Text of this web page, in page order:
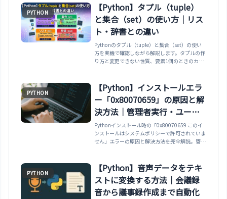
理します。
PYTHON
【Python】タプル（tuple）
と集合（set）の使い方｜リス
ト・辞書との違い
Pythonのタプル（tuple）と集合（set）の使い
方を実機で確認しながら解説します。タプルの作
り方と変更できない性質、要素1個のときのカン
リスト・辞書との使い分けまで整理します。
PYTHON
【Python】インストールエラ
ー「0x80070659」の原因と解
決方法｜管理者実行・ユーザ
ーインストール・グループポ
リシー対処まで
Pythonインストール時の「0x80070659 このイ
ンストールはシステムポリシーで許可されていま
せん」エラーの原因と解決方法を完全解説。管理
認・インストーラー再取得まで、状況別の対処法
を網羅。
PYTHON
【Python】音声データをテキ
ストに変換する方法｜会議録
音から議事録作成まで自動化